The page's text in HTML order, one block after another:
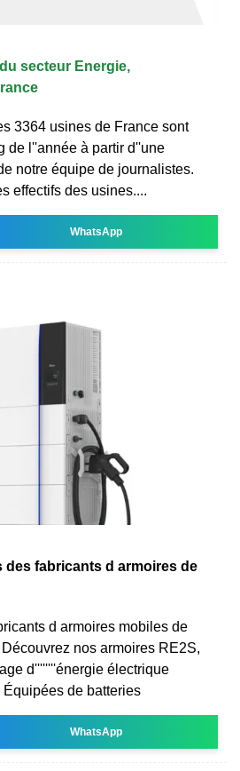
secteur Energie,
3364 usines de France sont
de l''année à partir d''une
notre équipe de journalistes.
effectifs des usines....
WhatsApp
des fabricants d armoires de
d armoires mobiles de
nos armoires RE2S,
d''''''''énergie électrique
de batteries
WhatsApp